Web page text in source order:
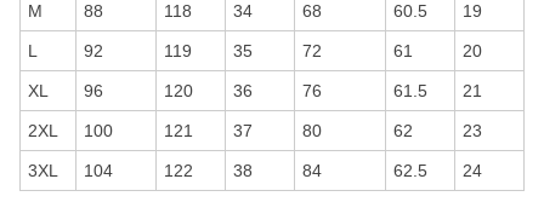
M 88 118 34 68 60.5 19
L 92 119 35 72 61 20
XL 96 120 36 76 61.5 21
2XL 100 121 37 80 62 23
3XL 104 122 38 84 62.5 24